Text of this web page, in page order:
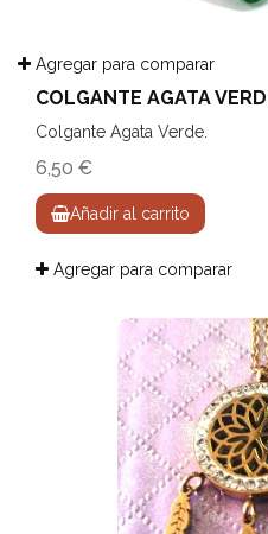
Agregar para comparar
COLGANTE AGATA
Colgante Agata Verde.
6,50 €
Añadir al carrito
Agregar para comparar